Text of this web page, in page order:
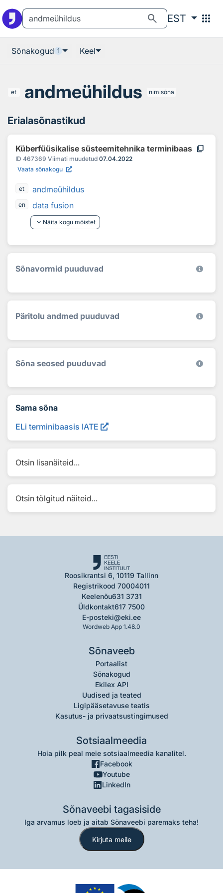
search EST apps
Sõnakogud 1 Keel
et andmeühildus nimisõna
Erialasõnastikud
Küberfüüsikalise süsteemitehnika terminibaas content_copy
ID 467369 Viimati muudetud 07.04.2022
Vaata sõnakogu
et andmeühildus
en
data fusion
keyboard_arrow_down Näita kogu mõistet
Sõnavormid puuduvad
Päritolu andmed puuduvad
Sõna seosed puuduvad
Sama sõna
ELi terminibaasis IATE
Otsin lisanäiteid...
Otsin tõlgitud näiteid...
Roosikrantsi 6, 10119 Tallinn
Registrikood 70004011
Keelenõu631 3731
Üldkontakt617 7500
E-posteki@eki.ee
Wordweb App 1.48.0
Sõnaveeb
Portaalist
Sõnakogud
Ekilex API
Uudised ja teated
Ligipääsetavuse teatis
Kasutus- ja privaatsustingimused
Sotsiaalmeedia
Hoia pilk peal meie sotsiaalmeedia kanalitel.
Facebook
Youtube
LinkedIn
Sõnaveebi tagasiside
Iga arvamus loeb ja aitab Sõnaveebi paremaks teha!
Kirjuta meile